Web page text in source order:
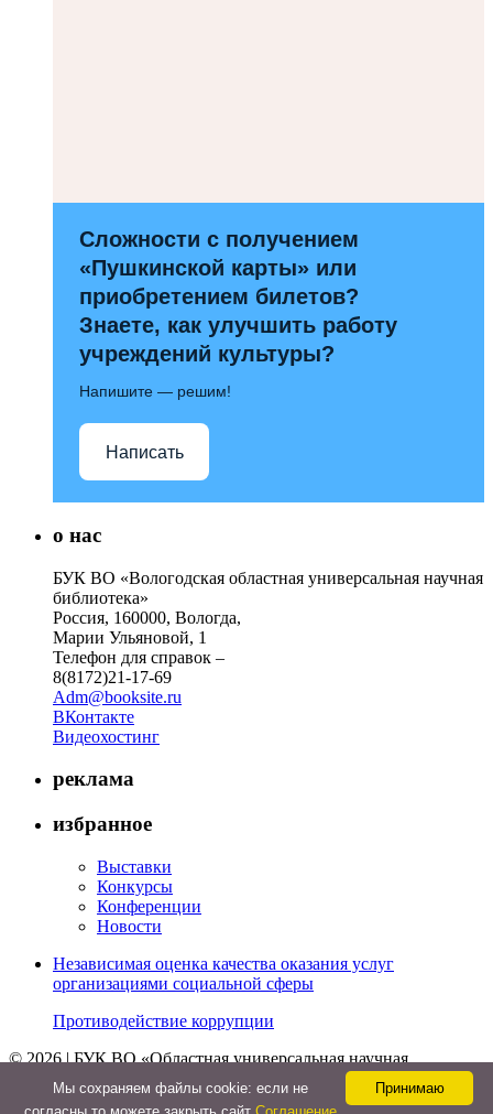
Сложности с получением
«Пушкинской карты» или
приобретением билетов?
Знаете, как улучшить работу
учреждений культуры?
Напишите — решим!
Написать
о нас
БУК ВО «Вологодская областная универсальная научная
библиотека»
Россия, 160000, Вологда,
Марии Ульяновой, 1
Телефон для справок –
8(8172)21-17-69
Adm@booksite.ru
ВКонтакте
Видеохостинг
реклама
избранное
Выставки
Конкурсы
Конференции
Новости
Независимая оценка качества оказания услуг
организациями социальной сферы
Противодействие коррупции
© 2026 | БУК ВО «Областная универсальная научная
библиотека»
Принимаю
Мы cохраняем файлы cookie: если не